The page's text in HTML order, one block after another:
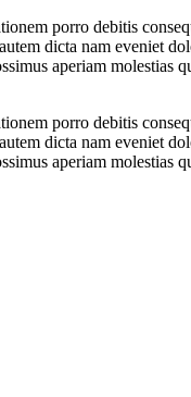
porro debitis
dicta nam eveniet
aperiam molestias
porro debitis
dicta nam eveniet
aperiam molestias